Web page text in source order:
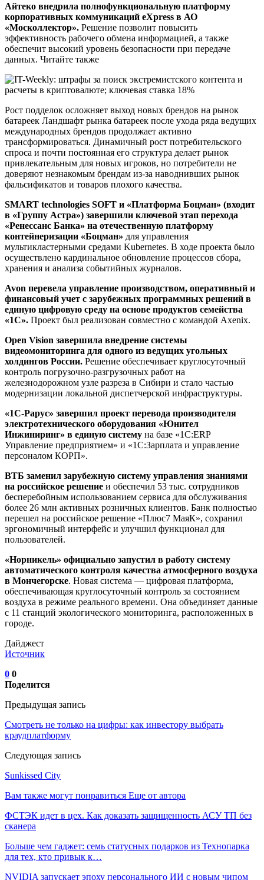
Айтеко внедрила полнофункциональную платформу
корпоративных коммуникаций eXpress в АО
«Москоллектор». Решение позволит повысить
эффективность рабочего обмена информацией, а также
обеспечит высокий уровень безопасности при передаче
данных. Читайте также
Рост подделок осложняет выход новых брендов на рынок
батареек Ландшафт рынка батареек после ухода ряда ведущих
международных брендов продолжает активно
трансформироваться. Динамичный рост потребительского
спроса и почти постоянная его структура делает рынок
привлекательным для новых игроков, но потребители не
доверяют незнакомым брендам из-за наводнивших рынок
фальсификатов и товаров плохого качества.
SMART technologies SOFT и «Платформа Боцман» (входит
в «Группу Астра») завершили ключевой этап перехода
«Ренессанс Банка» на отечественную платформу
контейнеризации «Боцман» для управления
мультикластерными средами Kubernetes. В ходе проекта было
осуществлено кардинальное обновление процессов сбора,
хранения и анализа событийных журналов.
Avon перевела управление производством, оперативный и
финансовый учет с зарубежных программных решений в
единую цифровую среду на основе продуктов семейства
«1С». Проект был реализован совместно с командой Axenix.
Open Vision завершила внедрение системы
видеомониторинга для одного из ведущих угольных
холдингов России. Решение обеспечивает круглосуточный
контроль погрузочно-разгрузочных работ на
железнодорожном узле разреза в Сибири и стало частью
модернизации локальной диспетчерской инфраструктуры.
«1С-Рарус» завершил проект перевода производителя
электротехнического оборудования «Юнител
Инжиниринг» в единую систему на базе «1С:ERP
Управление предприятием» и «1С:Зарплата и управление
персоналом КОРП».
ВТБ заменил зарубежную систему управления знаниями
на российское решение и обеспечил 53 тыс. сотрудников
бесперебойным использованием сервиса для обслуживания
более 26 млн активных розничных клиентов. Банк полностью
перешел на российское решение «Плюс7 МаяК», сохранил
эргономичный интерфейс и улучшил функционал для
пользователей.
«Норникель» официально запустил в работу систему
автоматического контроля качества атмосферного воздуха
в Мончегорске. Новая система — цифровая платформа,
обеспечивающая круглосуточный контроль за состоянием
воздуха в режиме реального времени. Она объединяет данные
с 11 станций экологического мониторинга, расположенных в
городе.
Дайджест
Источник
0 0
Поделится
Предыдущая запись
Смотреть не только на цифры: как инвестору выбрать
краудплатформу
Следующая запись
Sunkissed City
Вам также могут понравиться Еще от автора
ФСТЭК идет в цех. Как доказать защищенность АСУ ТП без
сканера
Больше чем гаджет: семь статусных подарков из Технопарка
для тех, кто привык к…
NVIDIA запускает эпоху персонального ИИ с новым чипом